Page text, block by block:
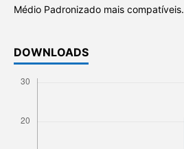
Médio Padronizado mais compatíveis.
DOWNLOADS